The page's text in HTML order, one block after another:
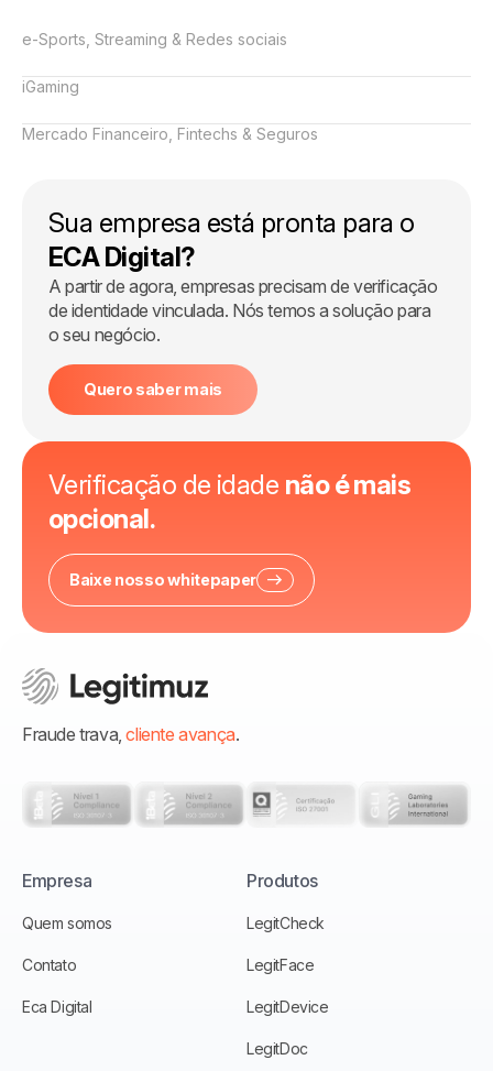
e-Sports, Streaming & Redes sociais
iGaming
Mercado Financeiro, Fintechs & Seguros
Sua empresa está pronta para o
ECA Digital?
A partir de agora, empresas precisam de verificação
de identidade vinculada. Nós temos a solução para
o seu negócio.
Quero saber mais
Verificação de idade não é mais
opcional.
Baixe nosso whitepaper
Fraude trava,cliente avança.
Empresa
Quem somos
Contato
Eca Digital
Produtos
LegitCheck
LegitFace
LegitDevice
LegitDoc